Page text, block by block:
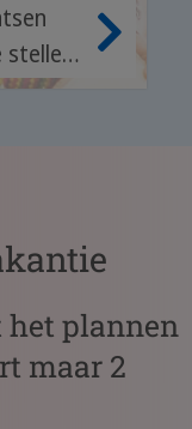
het plannen
maar 2